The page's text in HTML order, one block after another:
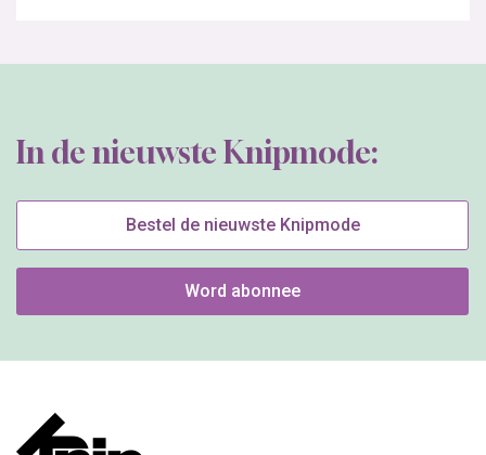
In de nieuwste Knipmode:
Bestel de nieuwste Knipmode
Word abonnee